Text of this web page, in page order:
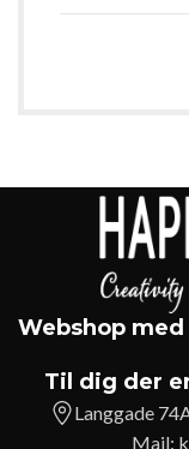
Webshop
Til dig der
Langgade
Mail: